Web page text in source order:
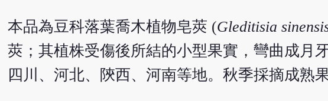
本品為豆科落葉喬木植物皂莢 (Gleditisia
莢；其植株受傷後所結的小型果實，彎曲成月
四川、河北、陝西、河南等地。秋季採摘成熟